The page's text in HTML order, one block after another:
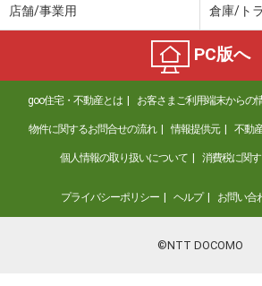
店舗/事業用 倉庫/ト
PC版へ
goo住宅・不動産とは お客さまご利用端末からの
物件に関するお問合せの流れ 情報提供元 不動
個人情報の取り扱いについて 消費税に関
プライバシーポリシー ヘルプ お問い合
©NTT DOCOMO